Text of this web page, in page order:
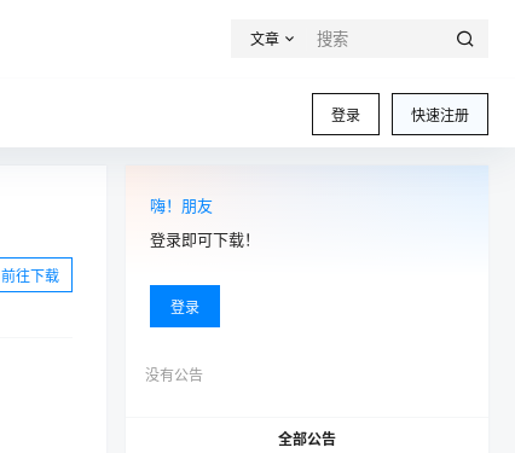
文章
登录 快速注册
前往下载
嗨！朋友
登录即可下载！
登录
没有公告
全部公告